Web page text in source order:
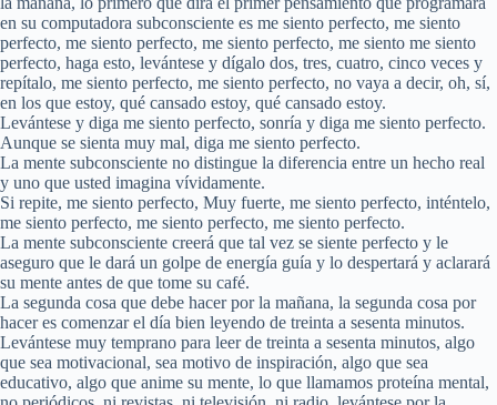
en su computadora subconsciente es me siento perfecto, me siento
perfecto, me siento perfecto, me siento perfecto, me siento me siento
perfecto, haga esto, levántese y dígalo dos, tres, cuatro, cinco veces y
repítalo, me siento perfecto, me siento perfecto, no vaya a decir, oh, sí,
en los que estoy, qué cansado estoy, qué cansado estoy.
Levántese y diga me siento perfecto, sonría y diga me siento perfecto.
Aunque se sienta muy mal, diga me siento perfecto.
La mente subconsciente no distingue la diferencia entre un hecho real
y uno que usted imagina vívidamente.
Si repite, me siento perfecto, Muy fuerte, me siento perfecto, inténtelo,
me siento perfecto, me siento perfecto, me siento perfecto.
La mente subconsciente creerá que tal vez se siente perfecto y le
aseguro que le dará un golpe de energía guía y lo despertará y aclarará
su mente antes de que tome su café.
La segunda cosa que debe hacer por la mañana, la segunda cosa por
hacer es comenzar el día bien leyendo de treinta a sesenta minutos.
Levántese muy temprano para leer de treinta a sesenta minutos, algo
que sea motivacional, sea motivo de inspiración, algo que sea
educativo, algo que anime su mente, lo que llamamos proteína mental,